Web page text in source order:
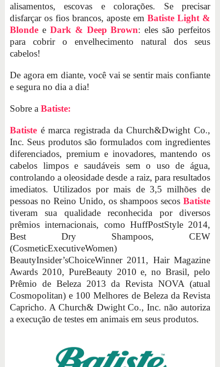
alisamentos, escovas e colorações. Se precisar
disfarçar os fios brancos, aposte em Batiste Light &
Blonde e Dark & Deep Brown: eles são perfeitos
para cobrir o envelhecimento natural dos seus
cabelos!
De agora em diante, você vai se sentir mais confiante
e segura no dia a dia!
Sobre a Batiste:
Batiste é marca registrada da Church&Dwight Co.,
Inc. Seus produtos são formulados com ingredientes
diferenciados, premium e inovadores, mantendo os
cabelos limpos e saudáveis sem o uso de água,
controlando a oleosidade desde a raiz, para resultados
imediatos. Utilizados por mais de 3,5 milhões de
pessoas no Reino Unido, os shampoos secos Batiste
tiveram sua qualidade reconhecida por diversos
prêmios internacionais, como HuffPostStyle 2014,
Best Dry Shampoos, CEW
(CosmeticExecutiveWomen)
BeautyInsider’sChoiceWinner 2011, Hair Magazine
Awards 2010, PureBeauty 2010 e, no Brasil, pelo
Prêmio de Beleza 2013 da Revista NOVA (atual
Cosmopolitan) e 100 Melhores de Beleza da Revista
Capricho. A Church& Dwight Co., Inc. não autoriza
a execução de testes em animais em seus produtos.